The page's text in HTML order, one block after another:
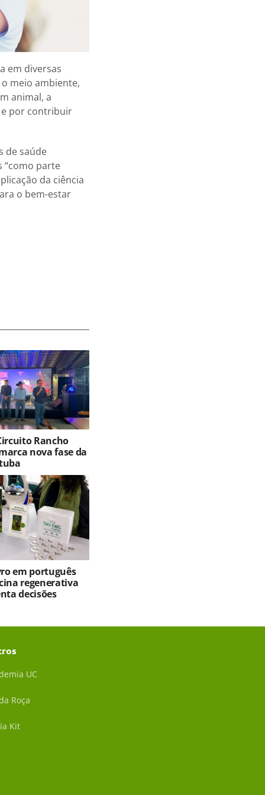
em diversas
meio ambiente,
animal, a
e por contribuir
de saúde
“como parte
da ciência
o bem-estar
Rancho
nova fase da
em português
regenerativa
decisões
UC
Roça
Kit